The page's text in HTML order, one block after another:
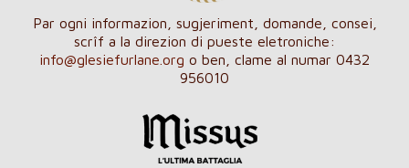
Par ogni informazion, sugjeriment, domande, consei,
scrîf a la direzion di pueste eletroniche:
info@glesiefurlane.org o ben, clame al numar 0432
956010